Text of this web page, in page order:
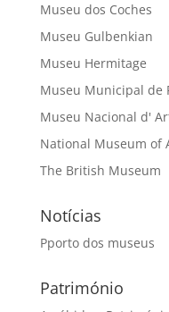
Museu dos Coches
Museu Gulbenkian
Museu Hermitage
Museu Municipal de
Museu Nacional d'
National Museum of
The British Museum
Notícias
Pporto dos museus
Património